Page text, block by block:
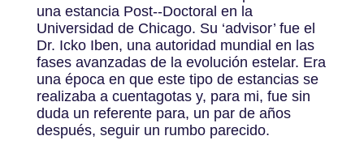
una estancia Post-­‐Doctoral en la
Universidad de Chicago. Su ‘advisor’ fue el
Dr. Icko Iben, una autoridad mundial en las
fases avanzadas de la evolución estelar. Era
una época en que este tipo de estancias se
realizaba a cuentagotas y, para mi, fue sin
duda un referente para, un par de años
después, seguir un rumbo parecido.